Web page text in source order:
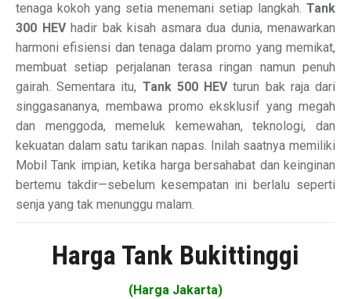
tenaga kokoh yang setia menemani setiap langkah. Tank
300 HEVhadir bak kisah asmara dua dunia, menawarkan
harmoni efisiensi dan tenaga dalam promo yang memikat,
membuat setiap perjalanan terasa ringan namun penuh
gairah. Sementara itu, Tank 500 HEVturun bak raja dari
singgasananya, membawa promo eksklusif yang megah
dan menggoda, memeluk kemewahan, teknologi, dan
kekuatan dalam satu tarikan napas. Inilah saatnya memiliki
Mobil Tank impian, ketika harga bersahabat dan keinginan
bertemu takdir—sebelum kesempatan ini berlalu seperti
senja yang tak menunggu malam.
Harga Tank Bukittinggi
(Harga Jakarta)